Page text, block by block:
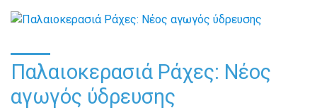
Παλαιοκερασιά Ράχες: Νέος
αγωγός ύδρευσης